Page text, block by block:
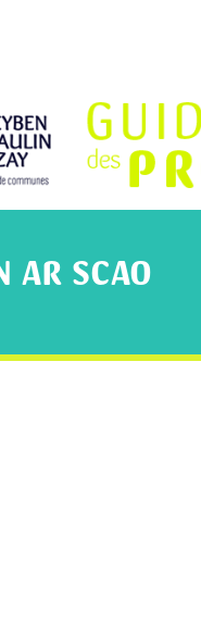
AR SCAO